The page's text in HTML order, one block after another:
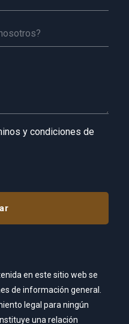
y condiciones de
en este sitio web se
de información general.
legal para ningún
una relación